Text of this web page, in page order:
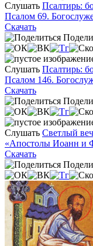
Слушать Псалтирь:
Псалом 69.
Скачать
Слушать Псалтирь:
Псалом 146.
Скачать
Слушать Светлый
«Апостолы Иоанн и
Скачать